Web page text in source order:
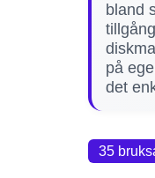
bland
på
det
35